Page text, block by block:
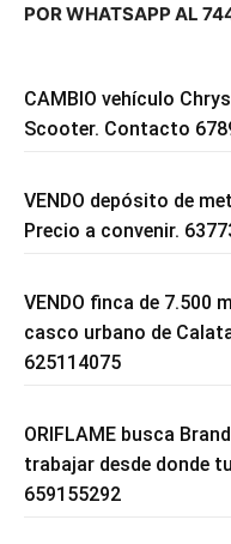
POR WHATSAPP AL
CAMBIO vehículo
Scooter. Contacto
VENDO depósito de
Precio a convenir.
VENDO finca de 7.500
casco urbano de
625114075
ORIFLAME busca
trabajar desde donde
659155292